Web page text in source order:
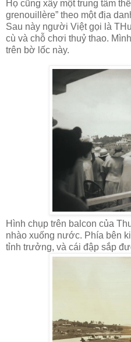
Họ cũng xây một trung tâm
grenouillère” theo một địa
Sau này người Việt gọi là
cù và chỗ chơi thuỷ thao.
trên bờ lốc này.
Hình chụp trên balcon của
nhào xuống nước. Phía bên
tỉnh trưởng, và cái đập sắp